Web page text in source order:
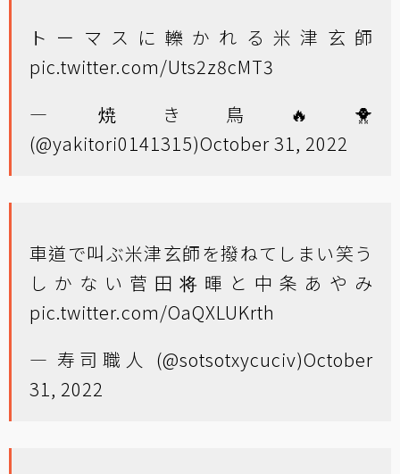
トーマスに轢かれる米津玄師
pic.twitter.com/Uts2z8cMT3
— 焼き鳥🔥🐥
(@yakitori0141315)October 31, 2022
車道で叫ぶ米津玄師を撥ねてしまい笑う
しかない菅田将暉と中条あやみ
pic.twitter.com/OaQXLUKrth
— 寿司職人 (@sotsotxycuciv)October
31, 2022